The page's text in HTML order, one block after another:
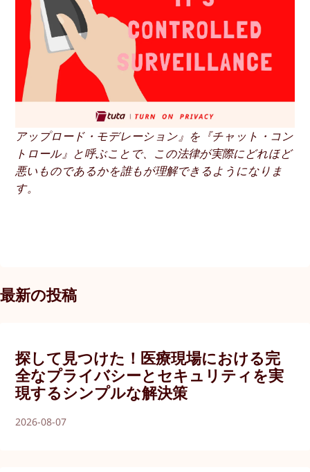
アップロード・モデレーション』を『チャット・コン
トロール』と呼ぶことで、この法律が実際にどれほど
悪いものであるかを誰もが理解できるようになりま
す。
最新の投稿
探して見つけた！医療現場における完
全なプライバシーとセキュリティを実
現するシンプルな解決策
2026-08-07